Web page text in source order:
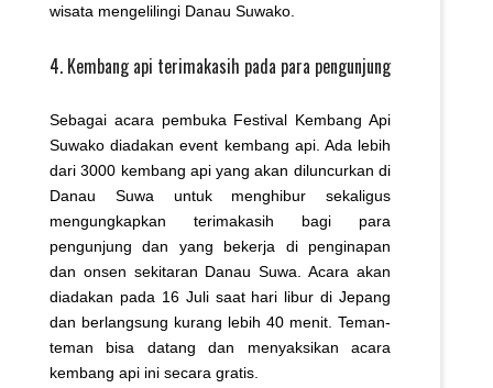
wisata mengelilingi Danau Suwako.
4. Kembang api terimakasih pada para pengunjung
Sebagai acara pembuka Festival Kembang Api
Suwako diadakan event kembang api. Ada lebih
dari 3000 kembang api yang akan diluncurkan di
Danau Suwa untuk menghibur sekaligus
mengungkapkan terimakasih bagi para
pengunjung dan yang bekerja di penginapan
dan onsen sekitaran Danau Suwa. Acara akan
diadakan pada 16 Juli saat hari libur di Jepang
dan berlangsung kurang lebih 40 menit. Teman-
teman bisa datang dan menyaksikan acara
kembang api ini secara gratis.